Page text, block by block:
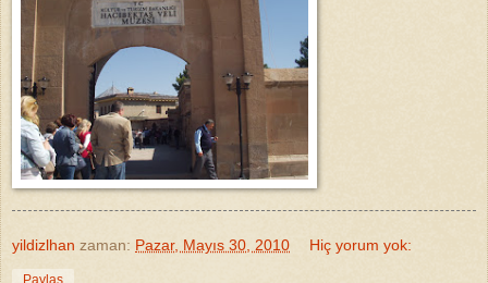
yildizlhan zaman: Pazar, Mayıs 30, 2010 Hiç yorum yok:
Paylaş